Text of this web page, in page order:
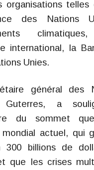
organisations
des Nations
international, la
Unies.
général des
Guterres, a
du sommet
mondial actuel, qui
300 billions de
que les crises